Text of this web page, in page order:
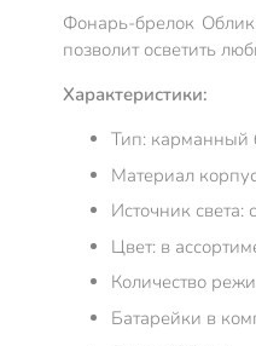
Фонарь-брелок
позволит осветить
Характеристики:
Тип: карманный
Материал
Источник света:
Цвет: в
Количество
Батарейки в